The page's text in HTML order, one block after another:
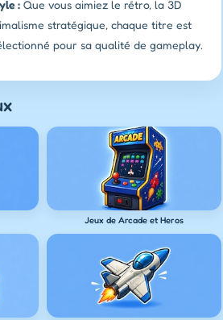
: Que vous aimiez le rétro, la 3D
stratégique, chaque titre est
pour sa qualité de gameplay.
Jeux de Arcade et Heros